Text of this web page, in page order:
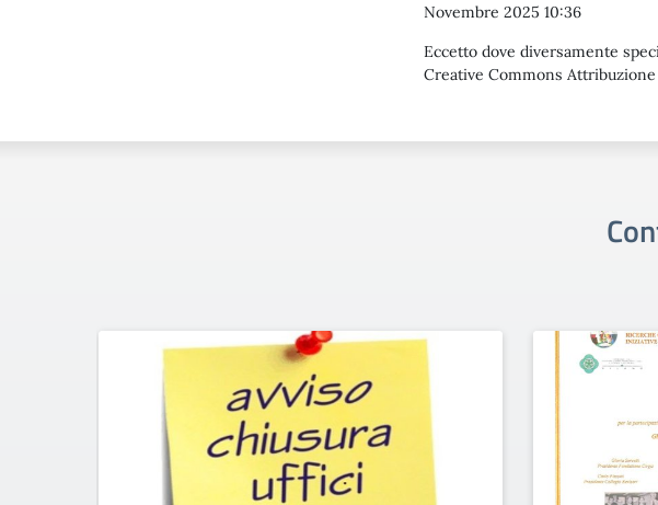
Novembre 2025 10:36
Eccetto dove diversamente
Creative Commons